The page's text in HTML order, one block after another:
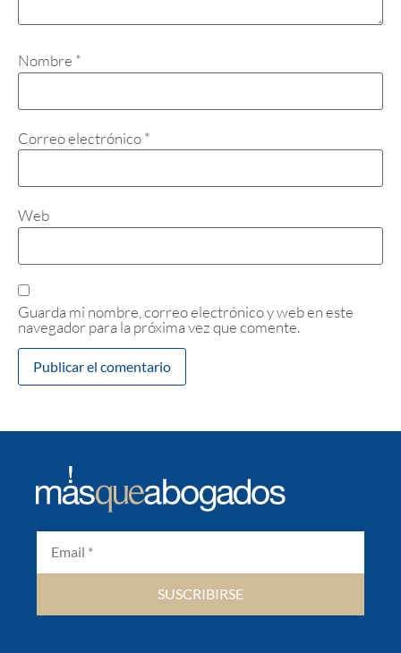
Nombre *
Correo electrónico*
Web
Guarda mi nombre, correo electrónico y web en este
navegador para la próxima vez que comente.
SUSCRIBIRSE